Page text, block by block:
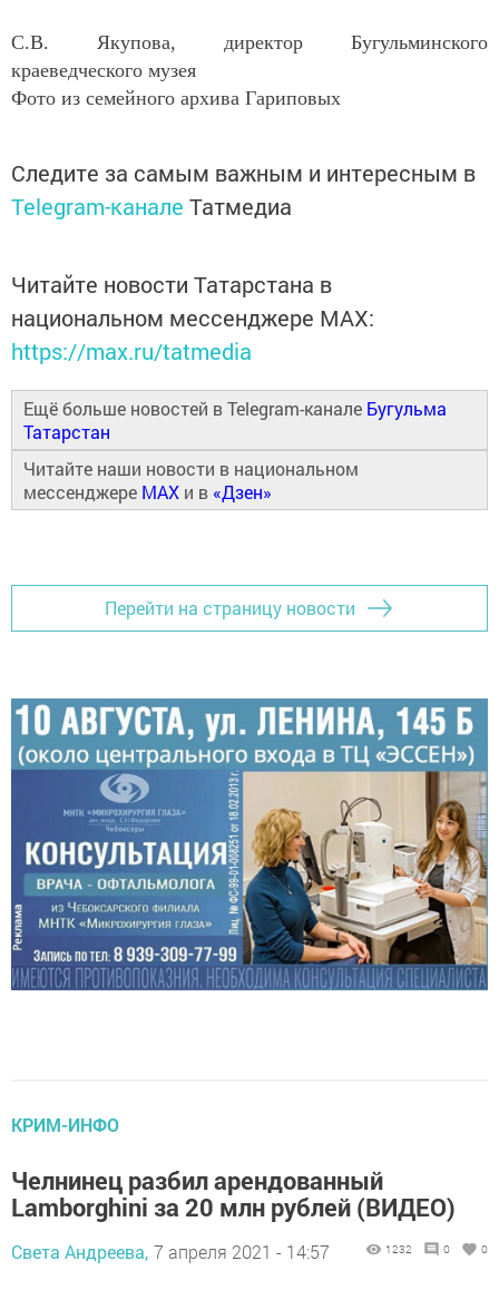
С.В. Якупова, директор Бугульминского
краеведческого музея
Фото из семейного архива Гариповых
Следите за самым важным и интересным в
Telegram-канале Татмедиа
Читайте новости Татарстана в
национальном мессенджере MАХ:
https://max.ru/tatmedia
Ещё больше новостей в Telegram-канале Бугульма
Татарстан
Читайте наши новости в национальном
мессенджере MAX и в «Дзен»
Перейти на страницу новости
КРИМ-ИНФО
Челнинец разбил арендованный
Lamborghini за 20 млн рублей (ВИДЕО)
Света Андреева, 7 апреля 2021 - 14:57 1232 0 0